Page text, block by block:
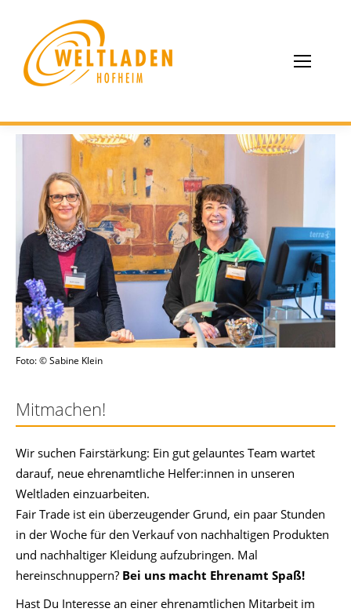
Foto: © Sabine Klein
Mitmachen!
Wir suchen Fairstärkung: Ein gut gelauntes Team wartet
darauf, neue ehrenamtliche Helfer:innen in unseren
Weltladen einzuarbeiten.
Fair Trade ist ein überzeugender Grund, ein paar Stunden
in der Woche für den Verkauf von nachhaltigen Produkten
und nachhaltiger Kleidung aufzubringen. Mal
hereinschnuppern? Bei uns macht Ehrenamt Spaß!
Hast Du Interesse an einer ehrenamtlichen Mitarbeit im